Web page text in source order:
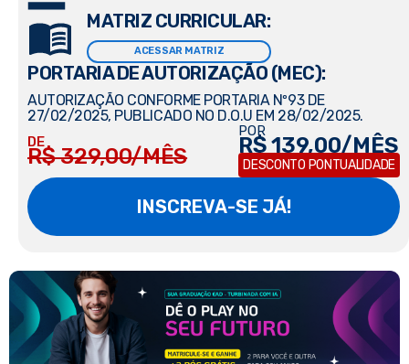
MATRIZ CURRICULAR:
ACESSAR MATRIZ
PORTARIA DE AUTORIZAÇÃO (MEC):
AUTORIZAÇÃO CONFORME PORTARIA Nº93 DE
27/02/2025, PUBLICADO NO D.O.U EM 28/02/2025.
DE
R$ 329,00/MÊS
POR
R$ 139,00/MÊS
DESCONTO PONTUALIDADE
INSCREVA-SE JÁ!